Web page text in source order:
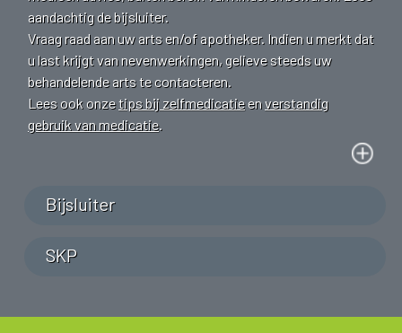
aandachtig de bijsluiter.
Vraag raad aan uw arts en/of apotheker. Indien u merkt dat
u last krijgt van nevenwerkingen, gelieve steeds uw
behandelende arts te contacteren.
Lees ook onzetips bij zelfmedicatieenverstandig
gebruik van medicatie.
Bijsluiter
SKP